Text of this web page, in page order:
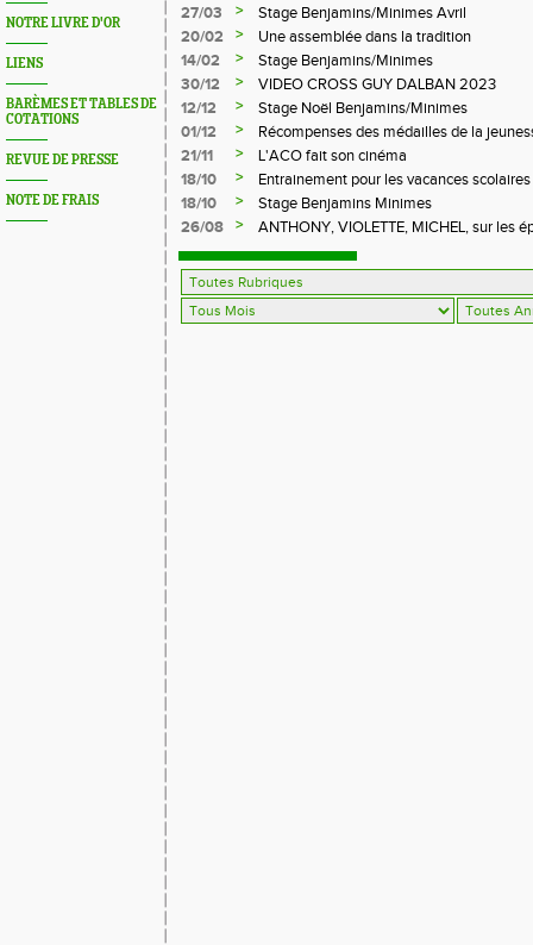
NOTRE LIVRE D'OR
LIENS
BARÈMES ET TABLES DE
COTATIONS
REVUE DE PRESSE
NOTE DE FRAIS
27/03
>
Stage Benjamins/Minimes Avril
20/02
>
Une assemblée dans la tradition
14/02
>
Stage Benjamins/Minimes
30/12
>
VIDEO CROSS GUY DALBAN 2023
12/12
>
Stage Noël Benjamins/Minimes
01/12
>
Récompenses des médailles de la
21/11
>
L'ACO fait son cinéma
18/10
>
Entrainement pour les vacances scolaires
18/10
>
Stage Benjamins Minimes
26/08
>
ANTHONY, VIOLETTE, MICHEL, sur les